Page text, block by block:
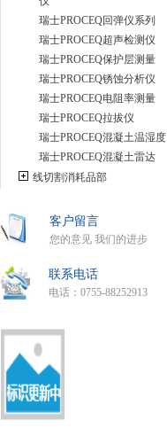
瑞士PROCEQ回弹仪系列
瑞士PROCEQ超声检测仪
瑞士PROCEQ保护层测量
瑞士PROCEQ锈蚀分析仪
瑞士PROCEQ电阻率测量
瑞士PROCEQ拉拔仪
瑞士PROCEQ混凝土温湿度
瑞士PROCEQ混凝土雷达
线切割消耗品部
客户留言
您的意见 我们的进步
联系电话
电话：0755-88252913